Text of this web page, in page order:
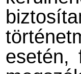
esetén,